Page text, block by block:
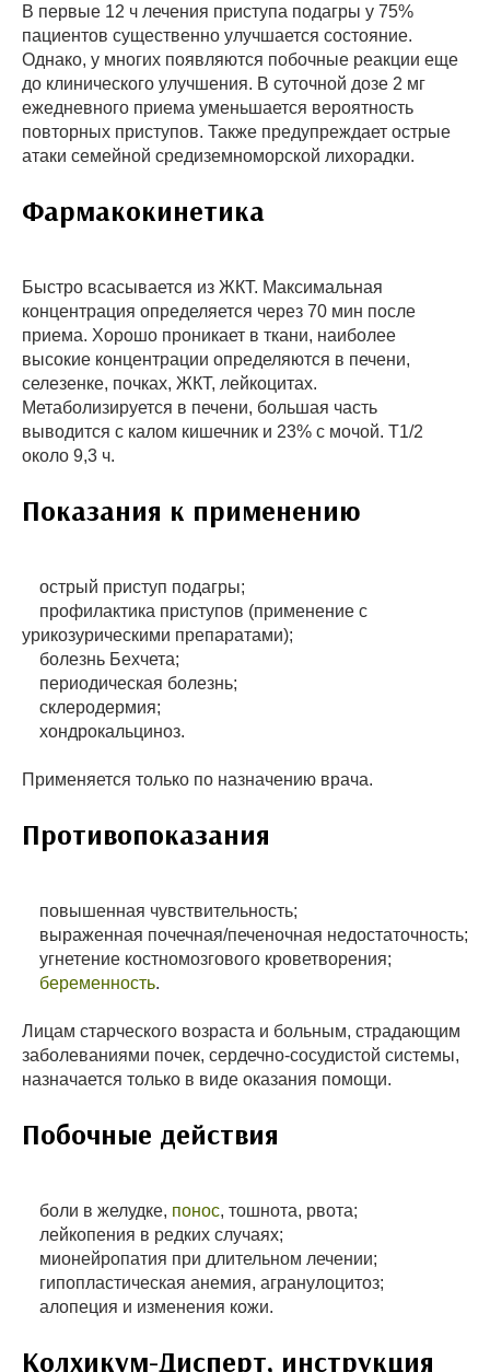
В первые 12 ч лечения приступа подагры у 75%
пациентов существенно улучшается состояние.
Однако, у многих появляются побочные реакции еще
до клинического улучшения. В суточной дозе 2 мг
ежедневного приема уменьшается вероятность
повторных приступов. Также предупреждает острые
атаки семейной средиземноморской лихорадки.
Фармакокинетика
Быстро всасывается из ЖКТ. Максимальная
концентрация определяется через 70 мин после
приема. Хорошо проникает в ткани, наиболее
высокие концентрации определяются в печени,
селезенке, почках, ЖКТ, лейкоцитах.
Метаболизируется в печени, большая часть
выводится с калом кишечник и 23% с мочой. T1/2
около 9,3 ч.
Показания к применению
острый приступ подагры;
профилактика приступов (применение с
урикозурическими препаратами);
болезнь Бехчета;
периодическая болезнь;
склеродермия;
хондрокальциноз.
Применяется только по назначению врача.
Противопоказания
повышенная чувствительность;
выраженная почечная/печеночная недостаточность;
угнетение костномозгового кроветворения;
беременность.
Лицам старческого возраста и больным, страдающим
заболеваниями почек, сердечно-сосудистой системы,
назначается только в виде оказания помощи.
Побочные действия
боли в желудке, понос, тошнота, рвота;
лейкопения в редких случаях;
мионейропатия при длительном лечении;
гипопластическая анемия, агранулоцитоз;
алопеция и изменения кожи.
Колхикум-Дисперт, инструкция